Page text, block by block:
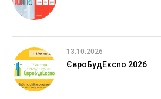
13.10.2026
ЄвроБудЕкспо 2026